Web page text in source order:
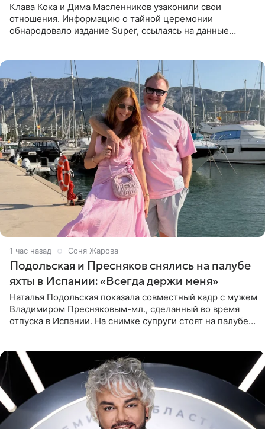
Клава Кока и Дима Масленников узаконили свои
отношения. Информацию о тайной церемонии
обнародовало издание Super, ссылаясь на данные
1 час назад Соня Жарова
Подольская и Пресняков снялись на палубе
яхты в Испании: «Всегда держи меня»
Наталья Подольская показала совместный кадр с мужем
Владимиром Пресняковым-мл., сделанный во время
отпуска в Испании. На снимке супруги стоят на палубе